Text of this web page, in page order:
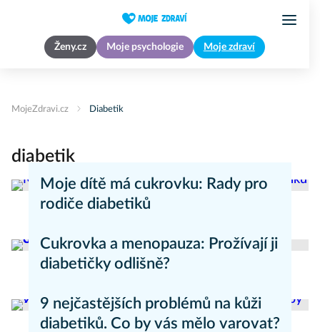
Ženy.cz Moje psychologie Moje zdraví
MojeZdravi.cz Diabetik
diabetik
Moje dítě má cukrovku: Rady pro
rodiče diabetiků
Cukrovka a menopauza: Prožívají ji
diabetičky odlišně?
9 nejčastějších problémů na kůži
diabetiků. Co by vás mělo varovat?